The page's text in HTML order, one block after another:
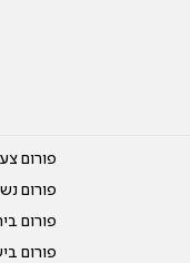
פורום
פורום
פורום
פורום